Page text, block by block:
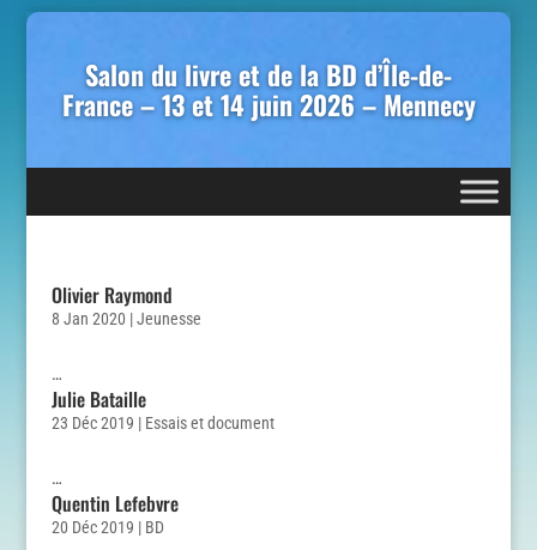
Salon du livre et de la BD d’Île-de-
France – 13 et 14 juin 2026 – Mennecy
Olivier Raymond
8 Jan 2020 |Jeunesse
…
Julie Bataille
23 Déc 2019 | Essais et document
…
Quentin Lefebvre
20 Déc 2019 | BD